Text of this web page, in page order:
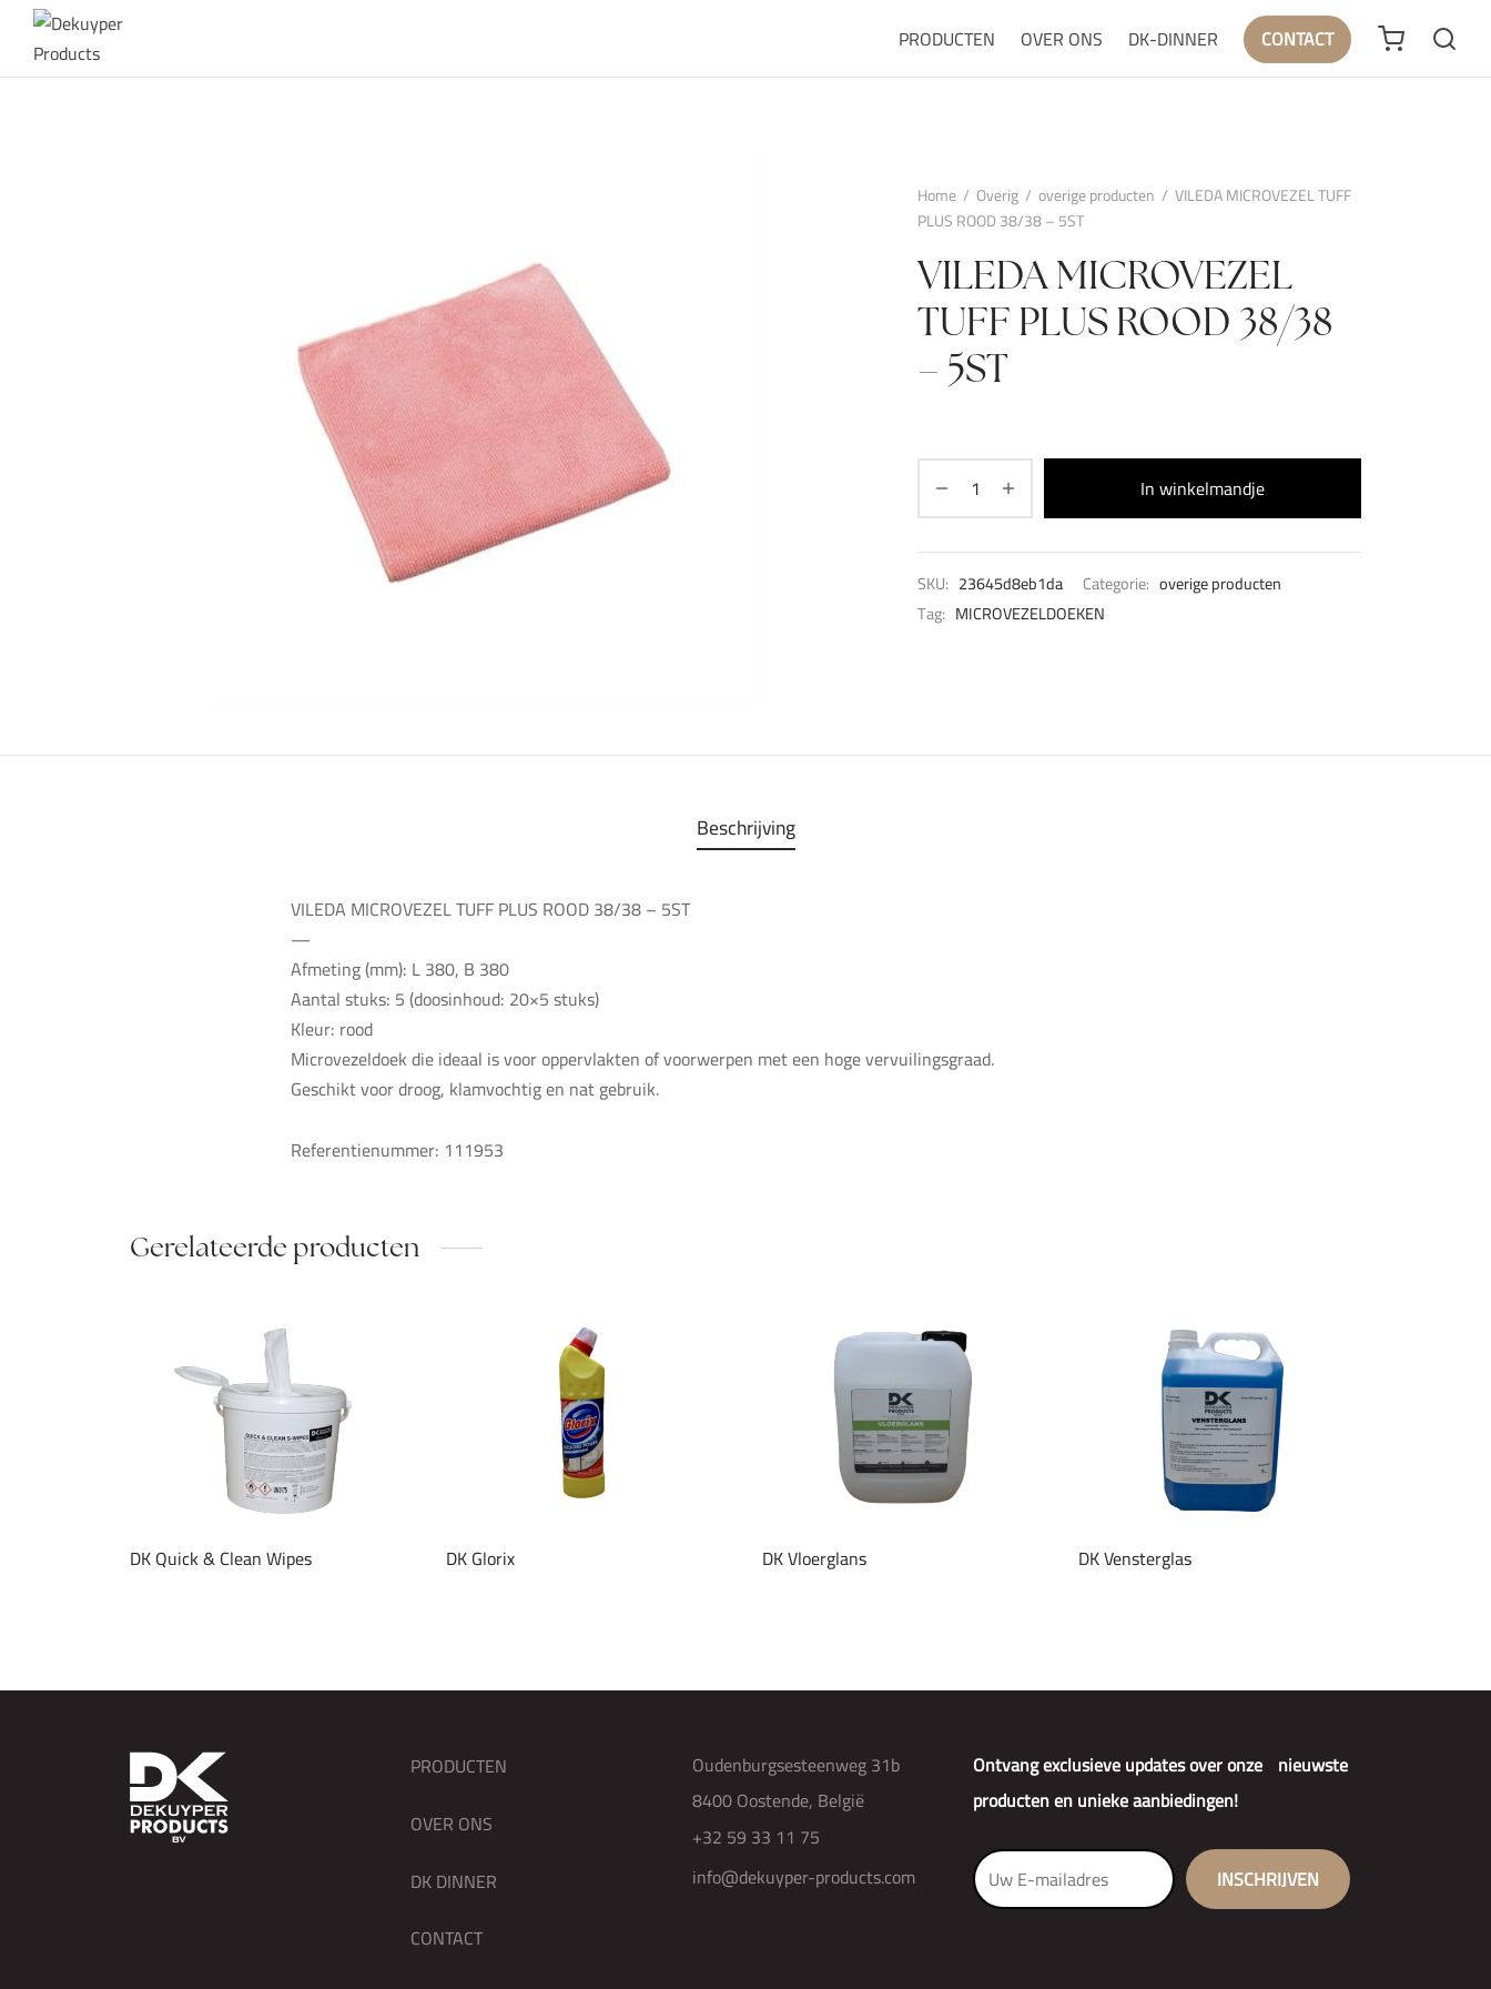
PRODUCTEN OVER ONS DK-DINNER CONTACT
Home / Overig / overige producten / VILEDA MICROVEZEL TUFF
PLUS ROOD 38/38 – 5ST
VILEDA MICROVEZEL
TUFF PLUS ROOD 38/38
– 5ST
In winkelmandje
SKU: 23645d8eb1da Categorie: overige producten
Tag: MICROVEZELDOEKEN
Beschrijving
VILEDA MICROVEZEL TUFF PLUS ROOD 38/38 – 5ST
—
Afmeting (mm): L 380, B 380
Aantal stuks: 5 (doosinhoud: 20×5 stuks)
Kleur: rood
Microvezeldoek die ideaal is voor oppervlakten of voorwerpen met een hoge vervuilingsgraad.
Geschikt voor droog, klamvochtig en nat gebruik.
Referentienummer: 111953
Gerelateerde producten
DK Quick & Clean Wipes DK Glorix DK Vloerglans DK Vensterglas
Ontvang exclusieve updates over onze nieuwste
producten en unieke aanbiedingen!
PRODUCTEN
OVER ONS
DK DINNER
CONTACT
Oudenburgsesteenweg 31b
8400 Oostende, België
+32 59 33 11 75
info@dekuyper-products.com